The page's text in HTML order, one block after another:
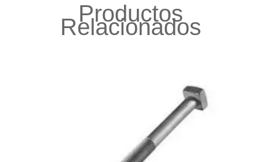
Productos
Relacionados